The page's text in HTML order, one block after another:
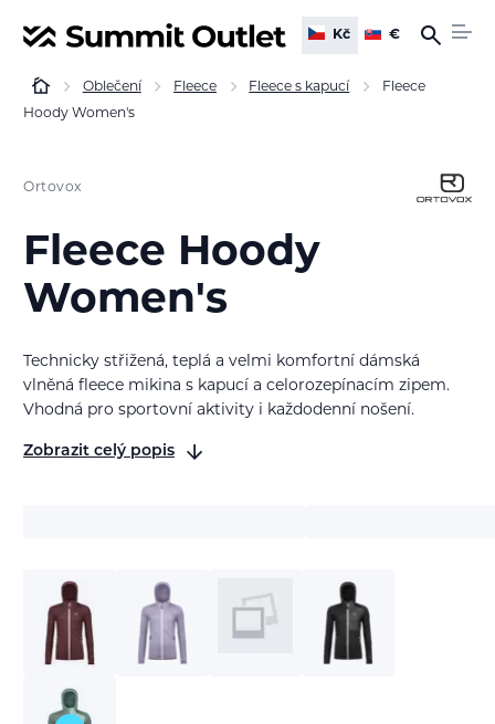
Kč €
Oblečení Fleece Fleece s kapucí
Fleece
Hoody Women's
Ortovox
Fleece Hoody
Women's
Technicky střižená, teplá a velmi komfortní dámská
vlněná fleece mikina s kapucí a celorozepínacím zipem.
Vhodná pro sportovní aktivity i každodenní nošení.
Zobrazit celý popis